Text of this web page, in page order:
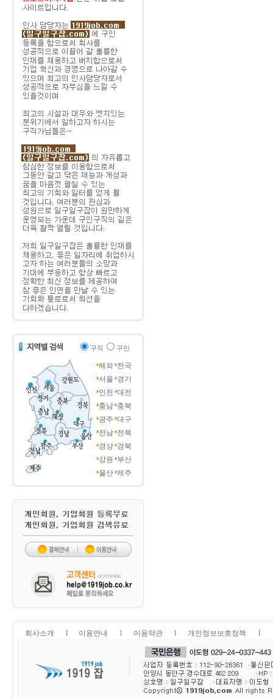
구직 구인
해외
전국
서울 경기
인천 대전
충남 충북
광주 대구
전남 전북
경상 경북
강원
부산
울산 제주
회사소개 l 이용안내 l 이용약관 l 개인정보보호정책 l